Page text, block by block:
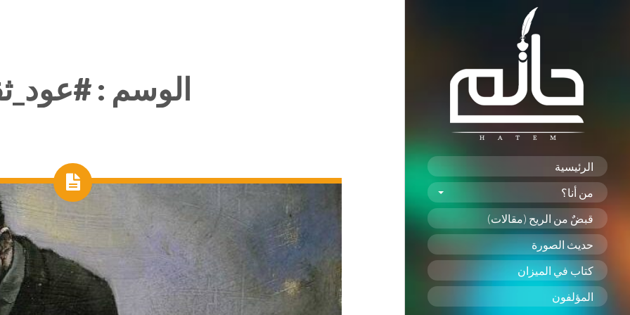
الرئيسية
من أنا؟
قبضٌ من الريح (مقالات)
حديث الصورة
كتاب في الميزان
المؤلفون
الوسم :